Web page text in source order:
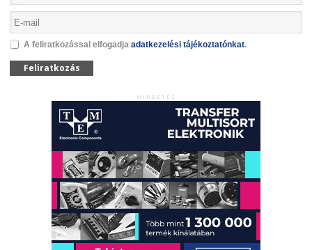
A feliratkozással elfogadja adatkezelési tájékoztatónkat.
Feliratkozás
HIRDETÉS